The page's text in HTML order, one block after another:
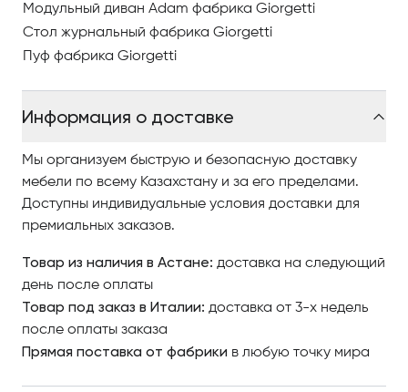
Модульный диван Adam фабрика Giorgetti
Cтол журнальный фабрика Giorgetti
Пуф фабрика Giorgetti
Информация о доставке
Мы организуем быструю и безопасную доставку
мебели по всему Казахстану и за его пределами.
Доступны индивидуальные условия доставки для
премиальных заказов.
Товар из наличия в Астане: доставка на следующий
день после оплаты
Товар под заказ в Италии: доставка от 3-х недель
после оплаты заказа
Прямая поставка от фабрики в любую точку мира